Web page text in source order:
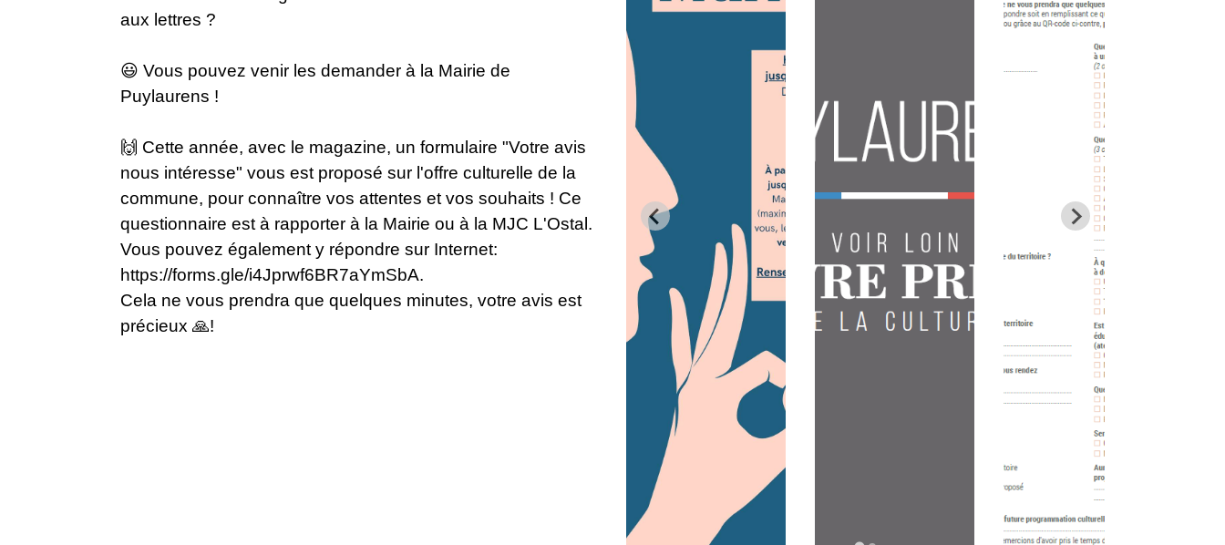
aux lettres ?
😃 Vous pouvez venir les demander à la Mairie de
Puylaurens !
🙌 Cette année, avec le magazine, un formulaire "Votre avis
nous intéresse" vous est proposé sur l'offre culturelle de la
commune, pour connaître vos attentes et vos souhaits ! Ce
questionnaire est à rapporter à la Mairie ou à la MJC L'Ostal.
Vous pouvez également y répondre sur Internet:
https://forms.gle/i4Jprwf6BR7aYmSbA.
Cela ne vous prendra que quelques minutes, votre avis est
précieux 🙏!